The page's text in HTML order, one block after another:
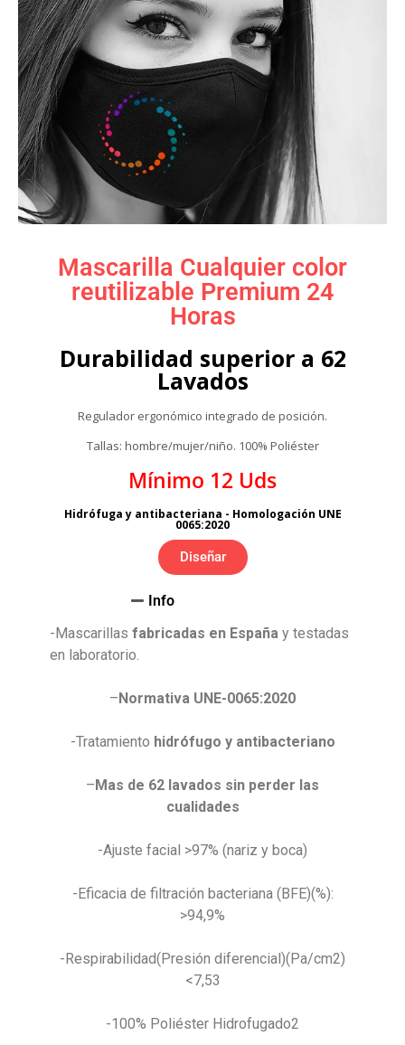
Mascarilla Cualquier color
reutilizable Premium 24
Horas
Durabilidad superior a 62
Lavados
Regulador ergonómico integrado de posición.
Tallas: hombre/mujer/niño. 100% Poliéster
Mínimo 12 Uds
Hidrófuga y antibacteriana - Homologación UNE
0065:2020
Diseñar
Info
-Mascarillas fabricadas en España y testadas
en laboratorio.
– Normativa UNE-0065:2020
-Tratamiento hidrófugo y antibacteriano
– Mas de 62 lavados sin perder las
cualidades
-Ajuste facial >97% (nariz y boca)
-Eficacia de filtración bacteriana (BFE)(%):
>94,9%
-Respirabilidad(Presión diferencial)(Pa/cm2)
<7,53
-100% Poliéster Hidrofugado2